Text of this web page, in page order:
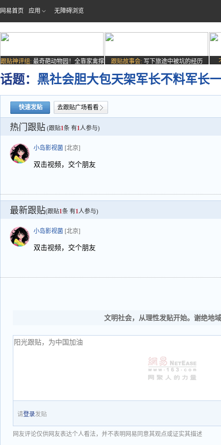
网易首页 应用 无障碍浏览
跟贴神评组: 最奇葩动物园！全靠家禽撑
场子
跟贴故事会: 写下旅途中被坑的经历
话题： 黑社会胆大包天架军长不料军长
快速发贴 去跟贴广场看看
热门跟贴 (跟贴1条 有1人参与)
小岛影视菌 [北京]
双击视频，交个朋友
最新跟贴(跟贴1条 有1人参与)
小岛影视菌 [北京]
双击视频，交个朋友
文明社会，从理性发贴开始。谢绝地
请登录发贴
网友评论仅供网友表达个人看法，并不表明网易同意其观点或证实其描述